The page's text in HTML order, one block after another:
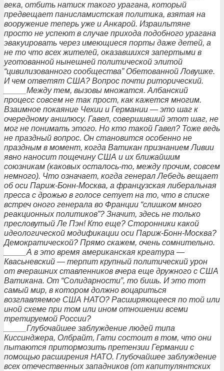
века, отбить натиск такого урагана, который
предвещает панисламистская политика, взятая на
вооружение теперь уже и Анкарой. Израильтяне
просто не успеют в случае прихода подобного урагана
эвакуировать через имеющиеся порты даже детей, а
не то что всех жителей, оказавшихся запертыми в
уготованной нынешней политической элитой
“цивилизованного сообщества” Обетованной Ловушке.
И чем ответят США? Вопрос почти риторический.
_____Между тем, вызовы множатся. Албанский
процесс совсем не так прост, как кажется многим.
Взаимное покаяние Чехии и Германии — это шаг к
очередному аншлюсу. Гавел, совершивший этот шаг, не
мог не понимать этого. Но кто такой Гавел? Тоже ведь
не праздный вопрос. Он становится особенно не
праздным в момент, когда Ватикан признанием Ливии
явно наносит пощечину США и их ближайшим
союзникам (каковых осталось-то, между прочим, совсем
немного). Что означает, когда генерал Лебедь вещает
об оси Париж-Бонн-Москва, а французская либеральная
пресса с дрожью в голосе сетует на то, что в списке
встреч оного генерала во Франции “слишком много
реакционных политиков”? Значит, здесь не только
пресловутый Ле Пэн! Кто еще? Сторонники какой
идеологической модификации оси Париж-Бонн-Москва?
Демократической? Прямо скажем, очень сомнительно.
_____А в это время американская креатура —
Квасьневский — терпит крупный политический урон
от вчерашних ставленников вчера еще дружного с США
Ватикана. От “Солидарности”, то бишь. И это тот
самый мир, в котором должно воцариться
возглавляемое США НАТО? Расширяющееся по той или
иной схеме при том или ином отношении всеми
третируемой России?
_____Глубочайшее заблуждение людей типа
Киссинджера, Олбрайт, Гати состоит в том, что они
пытаются притормозить претензии Германии с
помощью расширения НАТО. Глубочайшее заблуждение
всех отечественных западников (от капитулянтских